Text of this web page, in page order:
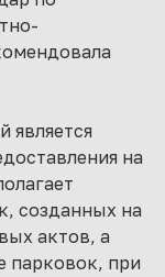
является
на
созданных на
актов, а
парковок, при